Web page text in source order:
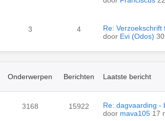
3 4
Re: Verzoekschrift
door Evi (Odos)
Onderwerpen Berichten Laatste bericht
3168 15922
Re: dagvaarding -
door mava105 17